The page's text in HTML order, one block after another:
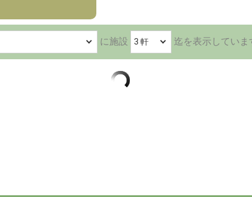
に施設 迄を表示 していま